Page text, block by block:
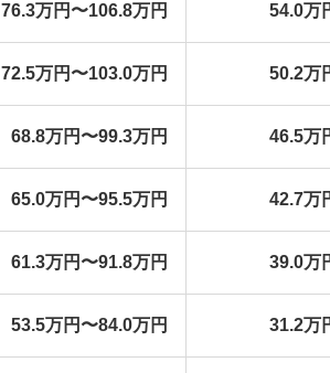
76.3万円〜106.8万円 54.0万
72.5万円〜103.0万円 50.2万
68.8万円〜99.3万円 46.5万
65.0万円〜95.5万円 42.7万
61.3万円〜91.8万円 39.0万
53.5万円〜84.0万円 31.2万